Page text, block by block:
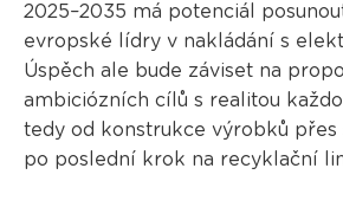
2025–2035 má potenciál
evropské lídry v nakládání s
Úspěch ale bude záviset na
ambiciózních cílů s realitou
tedy od konstrukce výrobků přes
po poslední krok na recyklační